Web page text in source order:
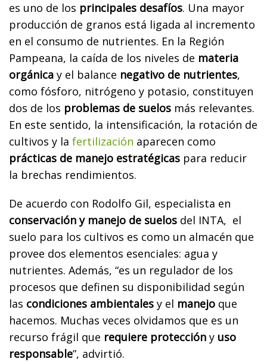
es uno de los principales desafíos. Una mayor
producción de granos está ligada al incremento
en el consumo de nutrientes. En la Región
Pampeana, la caída de los niveles de materia
orgánica y el balance negativo de nutrientes,
como fósforo, nitrógeno y potasio, constituyen
dos de los problemas de suelos más relevantes.
En este sentido, la intensificación, la rotación de
cultivos y la fertilización aparecen como
prácticas de manejo estratégicas para reducir
la brechas rendimientos.
De acuerdo con Rodolfo Gil, especialista en
conservación y manejo de suelos del INTA, el
suelo para los cultivos es como un almacén que
provee dos elementos esenciales: agua y
nutrientes. Además, “es un regulador de los
procesos que definen su disponibilidad según
las condiciones ambientales y el manejo que
hacemos. Muchas veces olvidamos que es un
recurso frágil que requiere protección y uso
responsable”, advirtió.